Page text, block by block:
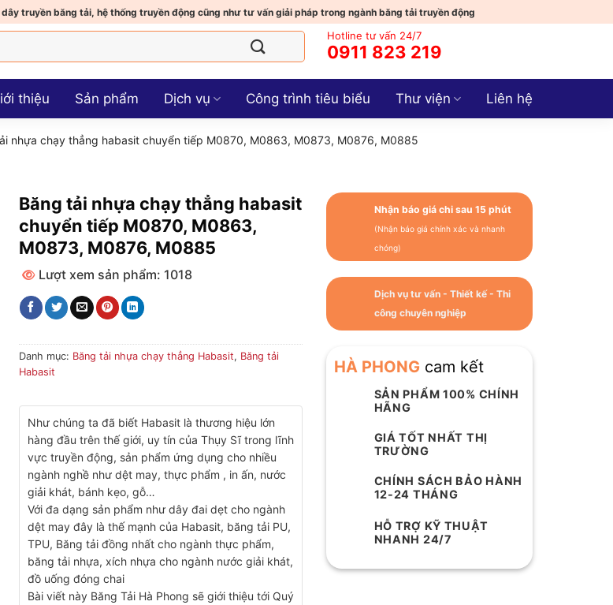
truyền băng tải, hệ thống truyền động cũng như tư vấn giải pháp trong ngành băng tải truyền động
Hotline tư vấn 24/7
0911 823 219
thiệu Sản phẩm Dịch vụ Công trình tiêu biểu Thư viện Liên hệ
nhựa chạy thẳng habasit chuyển tiếp M0870, M0863, M0873, M0876, M0885
Băng tải nhựa chạy thẳng habasit
chuyển tiếp M0870, M0863,
M0873, M0876, M0885
Lượt xem sản phẩm: 1018
Danh mục: Băng tải nhựa chạy thẳng Habasit, Băng tải
Habasit
Như chúng ta đã biết Habasit là thương hiệu lớn
hàng đầu trên thế giới, uy tín của Thụy Sĩ trong lĩnh
vực truyền động, sản phẩm ứng dụng cho nhiều
ngành nghề như dệt may, thực phẩm , in ấn, nước
giải khát, bánh kẹo, gỗ…
Với đa dạng sản phẩm như dây đai dẹt cho ngành
dệt may đây là thế mạnh của Habasit, băng tải PU,
TPU, Băng tải đồng nhất cho ngành thực phẩm,
băng tải nhựa, xích nhựa cho ngành nước giải khát,
đồ uống đóng chai
Bài viết này Băng Tải Hà Phong sẽ giới thiệu tới Quý
Nhận báo giá chi sau 15 phút
(Nhận báo giá chính xác và nhanh
chóng)
Dịch vụ tư vấn - Thiết kế - Thi
công chuyên nghiệp
HÀ PHONG cam kết
SẢN PHẨM 100% CHÍNH
HÃNG
GIÁ TỐT NHẤT THỊ
TRƯỜNG
CHÍNH SÁCH BẢO HÀNH
12-24 THÁNG
HỖ TRỢ KỸ THUẬT
NHANH 24/7